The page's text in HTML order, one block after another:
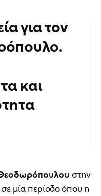
για τον
και
στην
σε μία περίοδο όπου η